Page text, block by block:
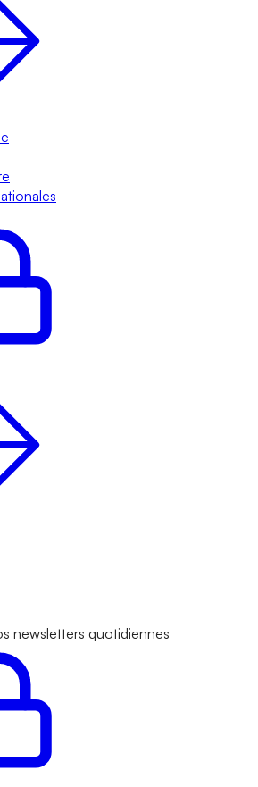
newsletters quotidiennes